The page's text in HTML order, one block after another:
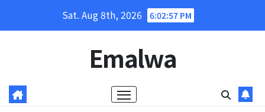
Sat. Aug 8th, 2026 6:02:58 PM
Emalwa